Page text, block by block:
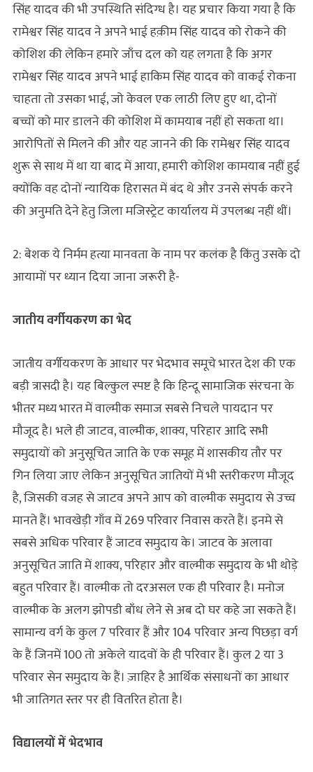
सिंह यादव की भी उपस्थिति संदिग्ध है। यह प्रचार किया गया है कि
रामेश्वर सिंह यादव ने अपने भाई हक़ीम सिंह यादव को रोकने की
कोशिश की लेकिन हमारे जाँच दल को यह लगता है कि अगर
रामेश्वर सिंह यादव अपने भाई हाकिम सिंह यादव को वाकई रोकना
चाहता तो उसका भाई, जो केवल एक लाठी लिए हुए था, दोनों
बच्चों को मार डालने की कोशिश में कामयाब नहीं हो सकता था।
आरोपितों से मिलने की और यह जानने की कि रामेश्वर सिंह यादव
शुरू से साथ में था या बाद में आया, हमारी कोशिश कामयाब नहीं हुई
क्योंकि वह दोनों न्यायिक हिरासत में बंद थे और उनसे संपर्क करने
की अनुमति देने हेतु जिला मजिस्ट्रेट कार्यालय में उपलब्ध नहीं थीं।
2: बेशक ये निर्मम हत्या मानवता के नाम पर कलंक है किंतु उसके दो
आयामों पर ध्यान दिया जाना जरूरी है-
जातीय वर्गीयकरण का भेद
जातीय वर्गीयकरण के आधार पर भेदभाव समूचे भारत देश की एक
बड़ी त्रासदी है। यह बिल्कुल स्पष्ट है कि हिन्दू सामाजिक संरचना के
भीतर मध्य भारत में वाल्मीक समाज सबसे निचले पायदान पर
मौजूद है। भले ही जाटव, वाल्मीक, शाक्य, परिहार आदि सभी
समुदायों को अनुसूचित जाति के एक समूह में शासकीय तौर पर
गिन लिया जाए लेकिन अनुसूचित जातियों में भी स्तरीकरण मौजूद
है, जिसकी वजह से जाटव अपने आप को वाल्मीक समुदाय से उच्च
मानते हैं। भावखेड़ी गाँव में 269 परिवार निवास करते हैं। इनमे से
सबसे अधिक परिवार हैं जाटव समुदाय के। जाटव के अलावा
अनुसूचित जाति में शाक्य, परिहार और वाल्मीक समुदाय के भी थोड़े
बहुत परिवार हैं। वाल्मीक तो दरअसल एक ही परिवार है। मनोज
वाल्मीक के अलग झोपडी बाँध लेने से अब दो घर कहे जा सकते हैं।
सामान्य वर्ग के कुल 7 परिवार हैं और 104 परिवार अन्य पिछड़ा वर्ग
के हैं जिनमें 100 तो अकेले यादवों के ही परिवार हैं। कुल 2 या 3
परिवार सेन समुदाय के हैं। ज़ाहिर है आर्थिक संसाधनों का आधार
भी जातिगत स्तर पर ही वितरित होता है।
विद्यालयों में भेदभाव